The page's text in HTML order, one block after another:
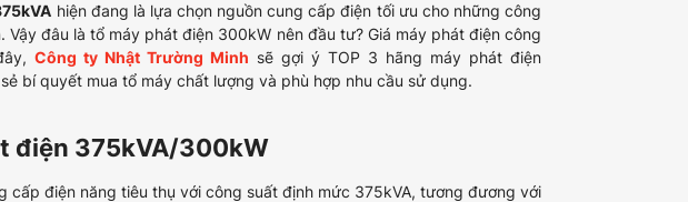
hiện đang là lựa chọn nguồn cung cấp điện tối ưu cho những công
đâu là tổ máy phát điện 300kW nên đầu tư? Giá máy phát điện công
Công ty Nhật Trường Minh sẽ gợi ý TOP 3 hãng máy phát điện
bí quyết mua tổ máy chất lượng và phù hợp nhu cầu sử dụng.
điện 375kVA/300kW
cấp điện năng tiêu thụ với công suất định mức 375kVA, tương đương với